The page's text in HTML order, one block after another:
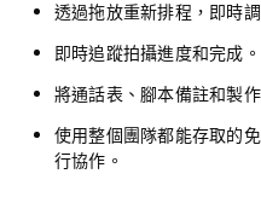
透過拖放重新排程，即時
即時追蹤拍攝進度和完成。
將通話表、腳本備註和製
使用整個團隊都能存取的
行協作。